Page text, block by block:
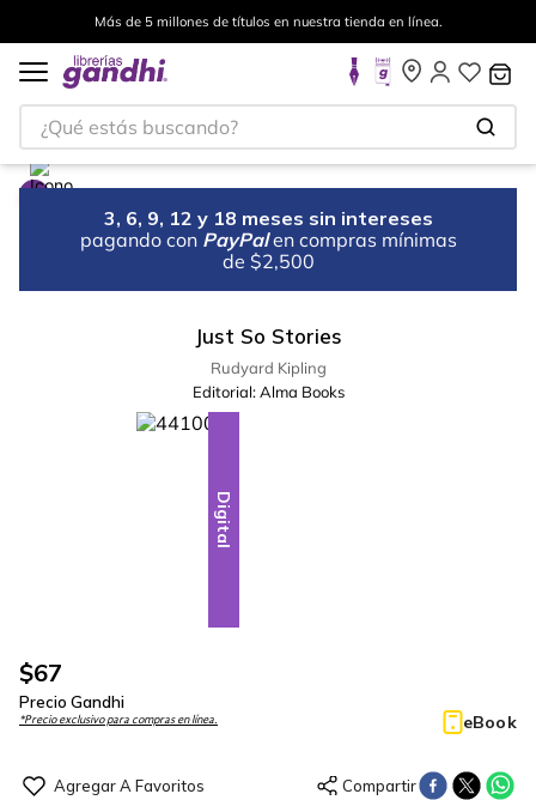
Más de 5 millones de títulos en nuestra tienda en línea.
¿Qué estás buscando?
3, 6, 9, 12 y 18 meses sin intereses
pagando con PayPal en compras mínimas
de $2,500
Just So Stories
Rudyard Kipling
Editorial: Alma Books
Digital
$67
Precio Gandhi
*Precio exclusivo para compras en línea. eBook